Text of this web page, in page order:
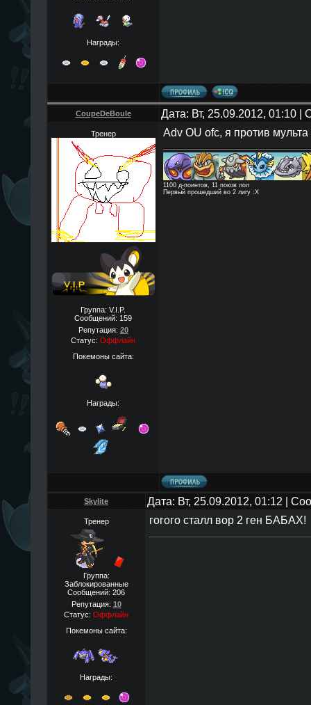
Награды:
CoupeDeBoule Дата: Вт, 25.09.2012, 01:10
Тренер
Группа: V.I.P.
Сообщений: 159
Репутация: 20
Статус: Оффлайн
Покемоны сайта:
Награды:
Adv OU ofc, я против
1100 д-поинтов, 11 поков лол
Первый прошедший во 2 лигу :Х
Skylite Дата: Вт, 25.09.2012, 01:12 |
Тренер
Группа:
Заблокированные
Сообщений: 206
Репутация: 10
Статус: Оффлайн
Покемоны сайта:
Награды:
гогого сталл вор 2 ген БАБАХ!